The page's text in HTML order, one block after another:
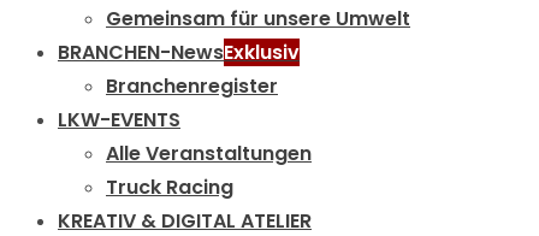
Gemeinsam für unsere Umwelt
BRANCHEN-NewsExklusiv
Branchenregister
LKW-EVENTS
Alle Veranstaltungen
Truck Racing
KREATIV & DIGITAL ATELIER